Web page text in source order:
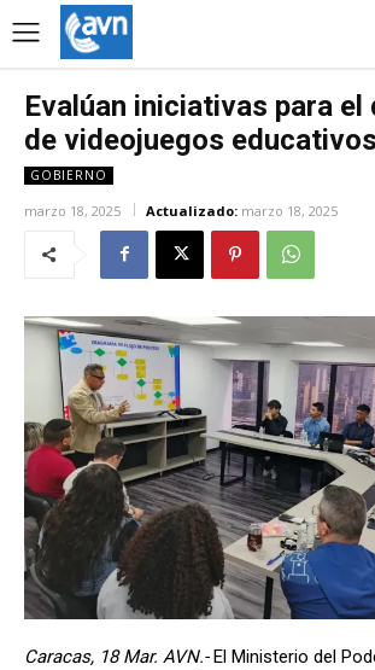
Evalúan iniciativas para el
de videojuegos educativos
GOBIERNO
marzo 18, 2025 Actualizado: marzo 18, 2025
Caracas, 18 Mar. AVN.- El Ministerio del